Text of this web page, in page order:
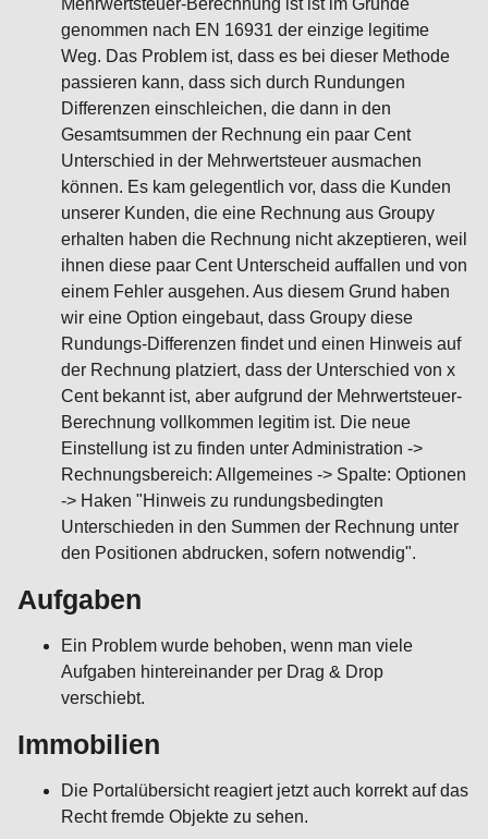
Mehrwertsteuer-Berechnung ist ist im Grunde
genommen nach EN 16931 der einzige legitime
Weg. Das Problem ist, dass es bei dieser Methode
passieren kann, dass sich durch Rundungen
Differenzen einschleichen, die dann in den
Gesamtsummen der Rechnung ein paar Cent
Unterschied in der Mehrwertsteuer ausmachen
können. Es kam gelegentlich vor, dass die Kunden
unserer Kunden, die eine Rechnung aus Groupy
erhalten haben die Rechnung nicht akzeptieren, weil
ihnen diese paar Cent Unterscheid auffallen und von
einem Fehler ausgehen. Aus diesem Grund haben
wir eine Option eingebaut, dass Groupy diese
Rundungs-Differenzen findet und einen Hinweis auf
der Rechnung platziert, dass der Unterschied von x
Cent bekannt ist, aber aufgrund der Mehrwertsteuer-
Berechnung vollkommen legitim ist. Die neue
Einstellung ist zu finden unter Administration ->
Rechnungsbereich: Allgemeines -> Spalte: Optionen
-> Haken "Hinweis zu rundungsbedingten
Unterschieden in den Summen der Rechnung unter
den Positionen abdrucken, sofern notwendig".
Aufgaben
Ein Problem wurde behoben, wenn man viele
Aufgaben hintereinander per Drag & Drop
verschiebt.
Immobilien
Die Portalübersicht reagiert jetzt auch korrekt auf das
Recht fremde Objekte zu sehen.